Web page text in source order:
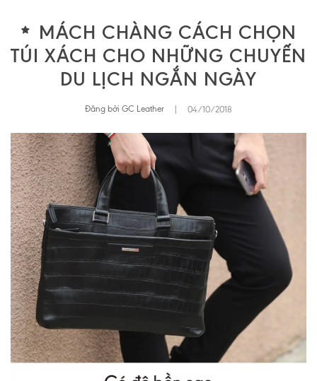
MÁCH CHÀNG CÁCH CHỌN
TÚI XÁCH CHO NHỮNG CHUYẾN
DU LỊCH NGẮN NGÀY
Đăng bởi GC Leather 04/10/2018